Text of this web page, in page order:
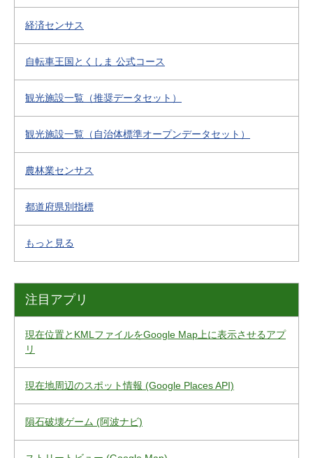
経済センサス
自転車王国とくしま 公式コース
観光施設一覧（推奨データセット）
観光施設一覧（自治体標準オープンデータセット）
農林業センサス
都道府県別指標
もっと見る
注目アプリ
現在位置とKMLファイルをGoogle Map上に表示させるアプ
リ
現在地周辺のスポット情報 (Google Places API)
隕石破壊ゲーム (阿波ナビ)